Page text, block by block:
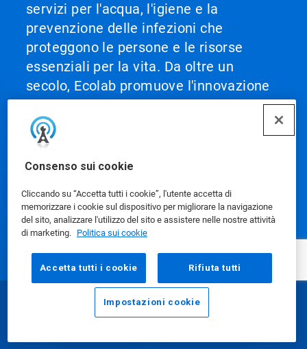
Consenso sui cookie
Cliccando su “Accetta tutti i cookie”, l'utente accetta di
memorizzare i cookie sul dispositivo per migliorare la navigazione
del sito, analizzare l'utilizzo del sito e assistere nelle nostre attività
di marketing. Politica sui cookie
Accetta tutti i cookie Rifiuta tutti
Impostazioni cookie
servizi per l'acqua, l'igiene e la
prevenzione delle infezioni che
proteggono le persone e le risorse
essenziali per la vita. Da oltre un
secolo, Ecolab promuove l'innovazione
integrando soluzioni basate sulla
scienza, approfondimenti basati sui
dati, tecnologia AI e servizi di
prim'ordine. Questa combinazione unica
clienti per definire gli standard di
eccellenza e applicarli a tutte le loro
attività, aiutandoli a raggiungere
performance ottimali.
E-mail Chiama